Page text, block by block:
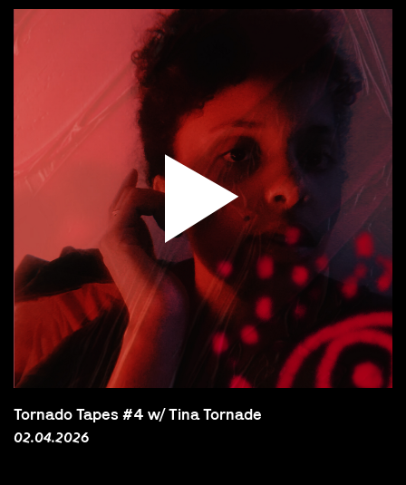
Tornado Tapes #4 w/ Tina Tornade
02.04.2026